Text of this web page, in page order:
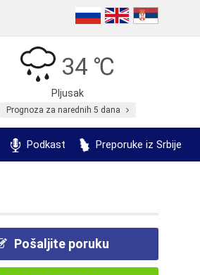
34 ℃
Pljusak
Prognoza za narednih 5 dana
Podkast Preporuke iz Srbije
Pošaljite poruku